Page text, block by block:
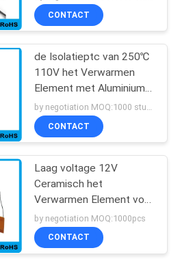
CONTACT
de Isolatieptc van 250℃
110V het Verwarmen
Element met Aluminium
Shell
CONTACT
Laag voltage 12V
Ceramisch het
Verwarmen Element voor
droogkap en
haargelijkrichters
by negotiation MOQ:1000pcs
CONTACT